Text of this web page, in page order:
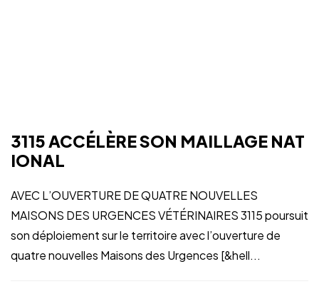
3115 ACCÉLÈRE SON MAILLAGE NAT
IONAL
AVEC L’OUVERTURE DE QUATRE NOUVELLES
MAISONS DES URGENCES VÉTÉRINAIRES 3115 poursuit
son déploiement sur le territoire avec l’ouverture de
quatre nouvelles Maisons des Urgences [&hell...